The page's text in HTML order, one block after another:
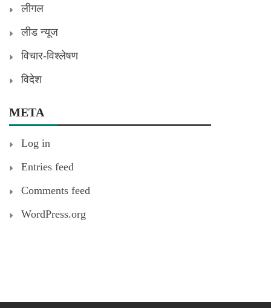
लीगल
लीड न्यूज
विचार-विश्लेषण
विदेश
META
Log in
Entries feed
Comments feed
WordPress.org